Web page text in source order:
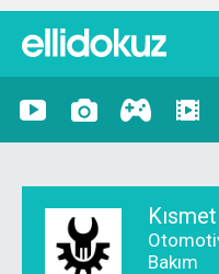
Bakım